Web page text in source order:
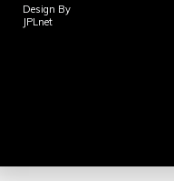
Design By
JPLnet